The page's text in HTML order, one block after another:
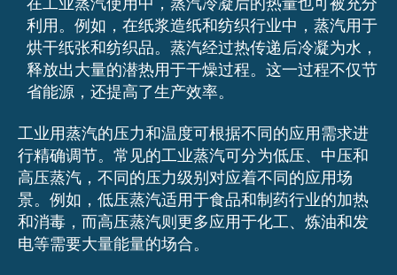
利用。例如，在纸浆造纸和纺织行业中，蒸汽用于
烘干纸张和纺织品。蒸汽经过热传递后冷凝为水，
释放出大量的潜热用于干燥过程。这一过程不仅节
省能源，还提高了生产效率。
工业用蒸汽的压力和温度可根据不同的应用需求进
行精确调节。常见的工业蒸汽可分为低压、中压和
高压蒸汽，不同的压力级别对应着不同的应用场
景。例如，低压蒸汽适用于食品和制药行业的加热
和消毒，而高压蒸汽则更多应用于化工、炼油和发
电等需要大量能量的场合。